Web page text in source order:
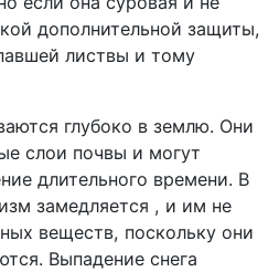
дополнительной защиты,
листвы и тому
глубоко в землю. Они
слои почвы и могут
длительного времени. В
замедляется , и им не
веществ, поскольку они
Выпадение снега